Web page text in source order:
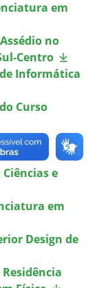
em
no
Centro
Informática
Curso
na
e
em
Design de